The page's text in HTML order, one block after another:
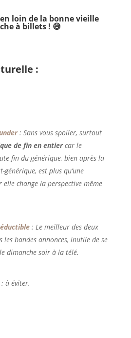
loin de la bonne vieille
à billets ! 😅
:
: Sans vous spoiler, surtout
de fin en entiercar le
fin du générique, bien après la
générique, est plus qu’une
elle change la perspective même
: Le meilleur des deux
les bandes annonces, inutile de se
dimanche soir à la télé.
à éviter.